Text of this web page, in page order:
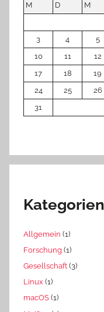
M
D M
3
4 5
10
11 12
17
18 19
24
25 26
31
Kategorien
Allgemein (1)
Forschung (1)
Gesellschaft (3)
Linux (1)
macOS (1)